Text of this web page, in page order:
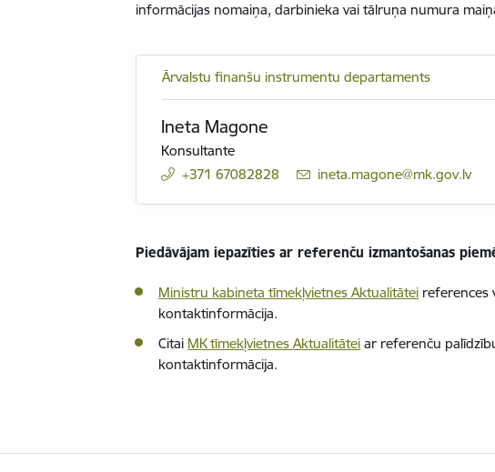
informācijas nomaiņa, darbinieka vai tālruņa numura
Ārvalstu finanšu instrumentu departaments
Ineta Magone
Konsultante
+371 67082828
E-pasts:
ineta.magone@mk.gov.lv
Piedāvājam iepazīties ar referenču izmantošanas
Ministru kabineta tīmekļvietnes Aktualitātei references
kontaktinformācija.
Citai MK tīmekļvietnes Aktualitātei ar referenču
kontaktinformācija.